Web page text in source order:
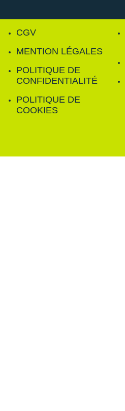
CGV
MENTION LÉGALES
POLITIQUE DE
CONFIDENTIALITÉ
POLITIQUE DE
COOKIES